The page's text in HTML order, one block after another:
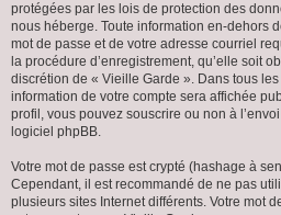
protégées par les lois de protection des
nous héberge. Toute information en-dehors
mot de passe et de votre adresse courriel
la procédure d’enregistrement, qu’elle soit
discrétion de « Vieille Garde ». Dans tous
information de votre compte sera affichée
profil, vous pouvez souscrire ou non à
logiciel phpBB.
Votre mot de passe est crypté (hashage à
Cependant, il est recommandé de ne pas
plusieurs sites Internet différents. Votre mot